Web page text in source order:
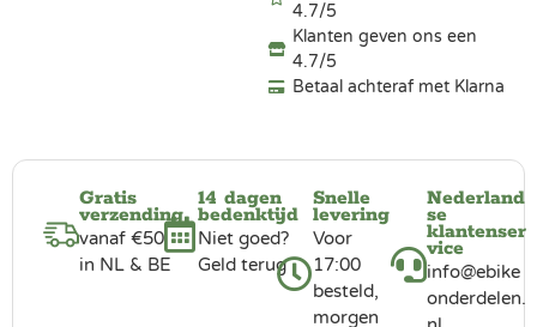
4.7/5
Klanten geven ons een
4.7/5
Betaal achteraf met Klarna
Gratis
verzending
vanaf €50
in NL & BE
14 dagen
bedenktijd
Niet goed?
Geld terug
Snelle
levering
Voor
17:00
besteld,
morgen
Nederland
se
klantenser
vice
info@ebike
onderdelen.